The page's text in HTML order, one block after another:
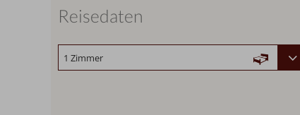
Reisedaten